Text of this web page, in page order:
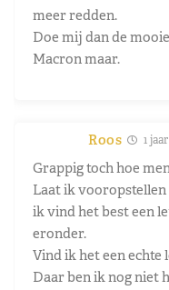
meer redden.
Doe mij dan de
Macron maar.
Roos 1
Grappig toch hoe
Laat ik vooropstellen
ik vind het best een
eronder.
Vind ik het een echte
Daar ben ik nog niet